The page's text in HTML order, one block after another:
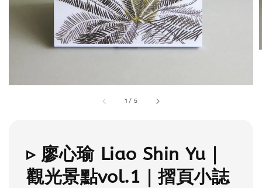
1 / 5
▹ 廖心瑜 Liao Shin Yu｜
觀光景點vol.1｜摺頁小誌